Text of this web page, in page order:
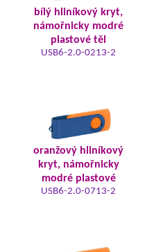
bílý hliníkový kryt,
námořnicky modré
plastové těl
USB6-2.0-0213-2
oranžový hliníkový
kryt, námořnicky
modré plastové
USB6-2.0-0713-2